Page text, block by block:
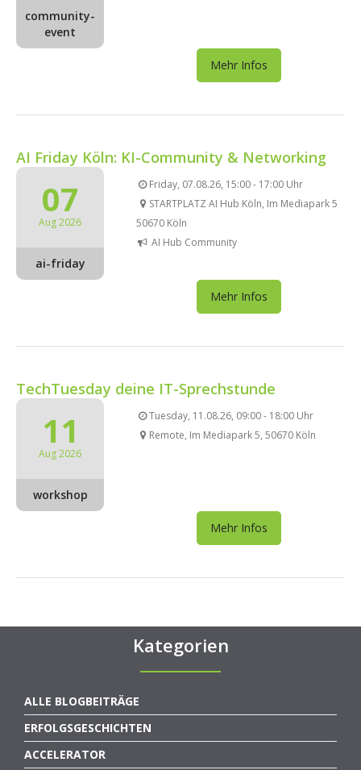
community-
event
Mehr Infos
AI Friday Köln: KI-Community & Networking
07
Aug 2026
ai-friday
Friday, 07.08.26, 15:00 - 17:00 Uhr
STARTPLATZ AI Hub Köln, Im Mediapark 5
50670 Köln
AI Hub Community
Mehr Infos
TechTuesday deine IT-Sprechstunde
11
Aug 2026
workshop
Tuesday, 11.08.26, 09:00 - 18:00 Uhr
Remote, Im Mediapark 5, 50670 Köln
Mehr Infos
Kategorien
ALLE BLOGBEITRÄGE
ERFOLGSGESCHICHTEN
ACCELERATOR